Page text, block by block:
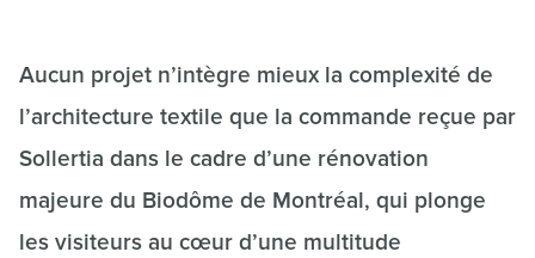
Aucun projet n’intègre mieux la complexité de
l’architecture textile que la commande reçue par
Sollertia dans le cadre d’une rénovation
majeure du Biodôme de Montréal, qui plonge
les visiteurs au cœur d’une multitude